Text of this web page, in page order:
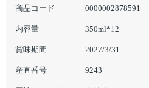
商品コード 0000002878591
内容量 350ml*12
賞味期間 2027/3/31
産直番号 9243